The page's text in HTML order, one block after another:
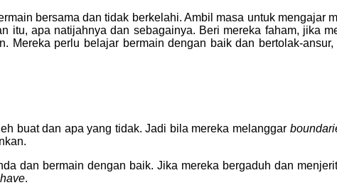
bersama dan tidak berkelahi. Ambil masa untuk mengajar
itu, apa natijahnya dan sebagainya. Beri mereka faham, jika
Mereka perlu belajar bermain dengan baik dan bertolak-
buat dan apa yang tidak. Jadi bila mereka melanggar
dan bermain dengan baik. Jika mereka bergaduh dan
.